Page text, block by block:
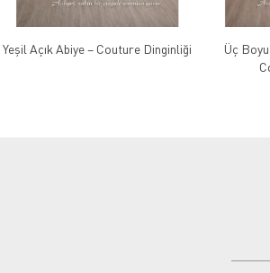
Yeşil Açık Abiye – Couture Dinginliği
Üç